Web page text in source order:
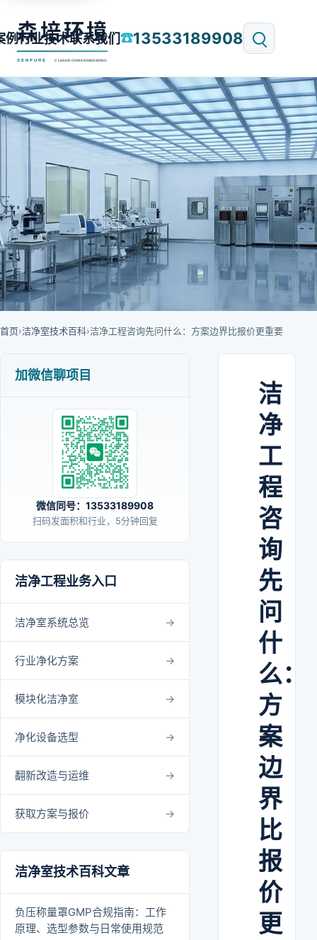
例行业技术联系我们☎13533189908
首页›洁净室技术百科›洁净工程咨询先问什么：方案边界比报价更重要
加微信聊项目
微信同号：13533189908
扫码发面积和行业，5分钟回复
洁净工程业务入口
洁净室系统总览
行业净化方案
模块化洁净室
净化设备选型
翻新改造与运维
获取方案与报价
洁净室技术百科文章
负压称量罩GMP合规指南：工作
原理、选型参数与日常使用规范
洁
净
工
程
咨
询
先
问
什
么：
方
案
边
界
比
报
价
更